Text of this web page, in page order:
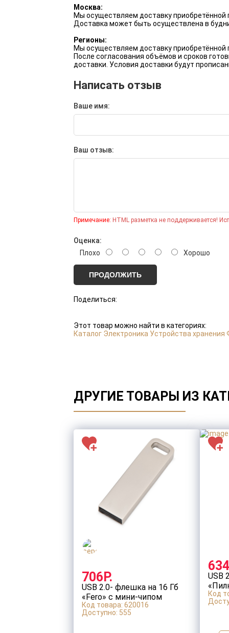
День железнодорожника
День ВМФ
День авиации
на 8 Марта
Москва:
Мы осуществляем доставку
Доставка может быть осуществлена в
Регионы:
Мы осуществляем доставку приобретённой
После согласования объёмов и сроков
доставки. Условия доставки будут
Написать отзыв
Ваше имя:
Ваш отзыв:
Примечание: HTML разметка не поддерживается!
Оценка:
Плохо
Хорошо
ПРОДОЛЖИТЬ
Поделиться:
Этот товар можно найти в категориях:
Каталог Электроника Устройства хранения
ДРУГИЕ ТОВАРЫ ИЗ
706Р.
USB 2.0- флешка на 16 Гб
«Fero» с мини-чипом
Код товара: 620016
Доступно: 555
USB
Код